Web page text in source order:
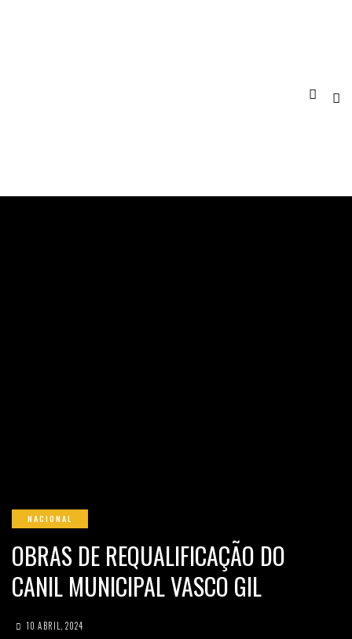
NACIONAL
OBRAS DE REQUALIFICAÇÃO DO
CANIL MUNICIPAL VASCO GIL
10 ABRIL, 2024